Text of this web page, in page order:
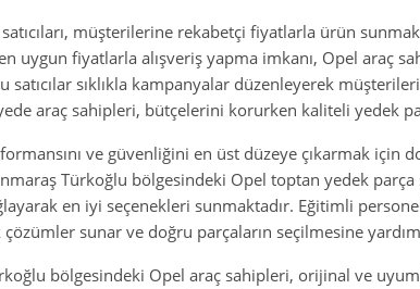
müşterilerine rekabetçi fiyatlarla ürün
uygun fiyatlarla alışveriş yapma imkanı, Opel araç
satıcılar sıklıkla kampanyalar düzenleyerek
araç sahipleri, bütçelerini korurken kaliteli yedek
ve güvenliğini en üst düzeye çıkarmak için
Türkoğlu bölgesindeki Opel toptan yedek parça
en iyi seçenekleri sunmaktadır. Eğitimli
sunar ve doğru parçaların seçilmesine
bölgesindeki Opel araç sahipleri, orijinal ve